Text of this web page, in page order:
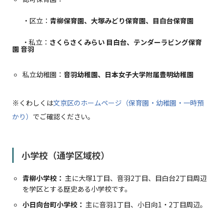
・区立： 青柳保育園、大塚みどり保育園、目白台保育園
・私立： さくらさくみらい 目白台、テンダーラビング保育
園 音羽
私立幼稚園： 音羽幼稚園、日本女子大学附属豊明幼稚園
※くわしくは文京区のホームページ（保育園・幼稚園・一時預
かり） でご確認ください。
小学校（通学区域校）
青柳小学校： 主に大塚1丁目、音羽2丁目、目白台2丁目周辺
を学区とする歴史ある小学校です。
小日向台町小学校： 主に音羽1丁目、小日向1・2丁目周辺。